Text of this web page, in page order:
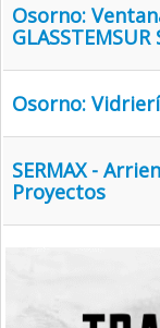
Osorno:
GLASSTEMSUR
Osorno:
SERMAX -
Proyectos